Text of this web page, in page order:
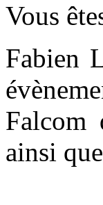
Vous
Fabien
Falcom
ainsi